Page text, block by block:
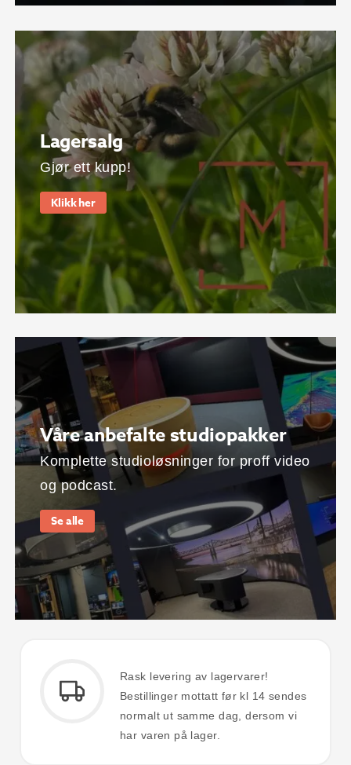
Lagersalg
Gjør ett kupp!
Klikk her
Våre anbefalte studiopakker
Komplette studioløsninger for proff video
og podcast.
Se alle
Rask levering av lagervarer!
Bestillinger mottatt før kl 14 sendes
normalt ut samme dag, dersom vi
har varen på lager.